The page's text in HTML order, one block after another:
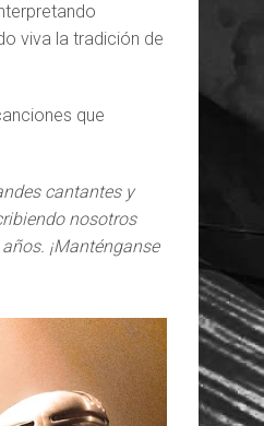
viva la tradición de
que
cantantes y
nosotros
¡Manténganse